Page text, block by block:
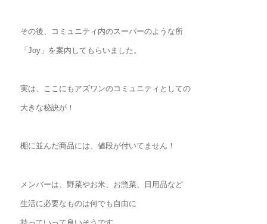
その後、コミュニティ内のスーパーのような所
「Joy」を案内してもらいました。
実は、ここにもアズワンのコミュニティとしての
大きな秘訣が！
棚に並んだ商品には、値段が付いてません！
メンバーは、野菜やお米、お惣菜、日用品など
生活に必要なものは何でも自由に